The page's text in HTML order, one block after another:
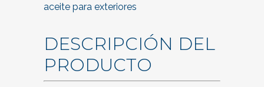
aceite para exteriores
DESCRIPCIÓN DEL
PRODUCTO